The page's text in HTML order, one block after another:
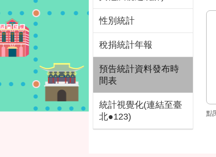
性別統計
稅捐統計年報
預告統計資料發布時
間表
統計視覺化(連結至臺
北●123)
點